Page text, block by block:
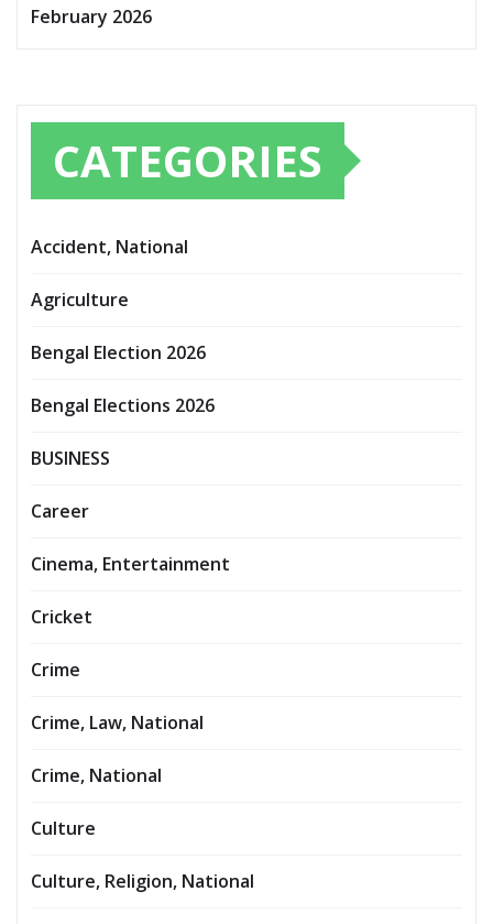
February 2026
CATEGORIES
Accident, National
Agriculture
Bengal Election 2026
Bengal Elections 2026
BUSINESS
Career
Cinema, Entertainment
Cricket
Crime
Crime, Law, National
Crime, National
Culture
Culture, Religion, National